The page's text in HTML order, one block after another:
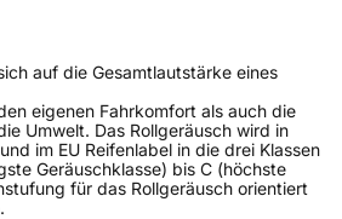
auf die Gesamtlautstärke eines
eigenen Fahrkomfort als auch die
Umwelt. Das Rollgeräusch wird in
im EU Reifenlabel in die drei Klassen
Geräuschklasse) bis C (höchste
für das Rollgeräusch orientiert